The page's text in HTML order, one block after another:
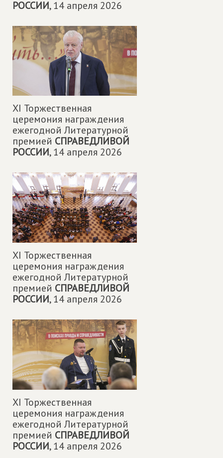
РОССИИ,14 апреля 2026
XI Торжественная
церемония награждения
ежегодной Литературной
премией СПРАВЕДЛИВОЙ
РОССИИ,14 апреля 2026
XI Торжественная
церемония награждения
ежегодной Литературной
премией СПРАВЕДЛИВОЙ
РОССИИ,14 апреля 2026
XI Торжественная
церемония награждения
ежегодной Литературной
премией СПРАВЕДЛИВОЙ
РОССИИ,14 апреля 2026